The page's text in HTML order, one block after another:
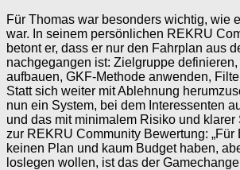
Für Thomas war besonders wichtig, wie
war. In seinem persönlichen REKRU
betont er, dass er nur den Fahrplan aus
nachgegangen ist: Zielgruppe definieren,
aufbauen, GKF-Methode anwenden,
Statt sich weiter mit Ablehnung
nun ein System, bei dem Interessenten
und das mit minimalem Risiko und klarer
zur REKRU Community Bewertung: „Für
keinen Plan und kaum Budget haben,
loslegen wollen, ist das der